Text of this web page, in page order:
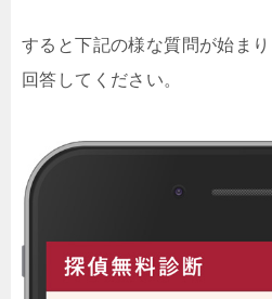
すると下記の様な質問が始ま
回答してください。